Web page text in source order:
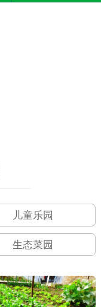
儿童乐园
生态菜园